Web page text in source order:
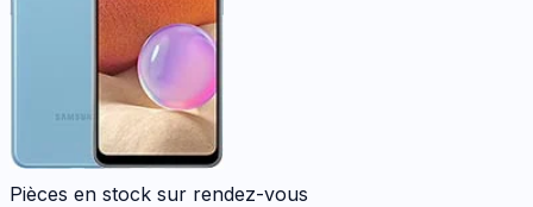
Pièces en stock sur rendez-vous